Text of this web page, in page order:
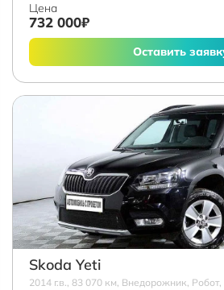
Цена
732 000₽
Оставить
Skoda Yeti
2014 г.в., 83 070 км, Внедорожник, Робот,